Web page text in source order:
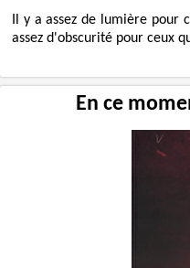
Il y a assez de lumière pour
assez d'obscurité pour ceux
En ce